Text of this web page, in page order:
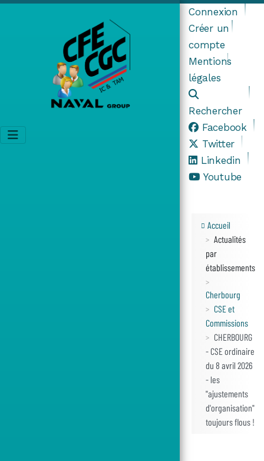
Connexion
Créer un
compte
Mentions
légales
Rechercher
Facebook
Twitter
Linkedin
Youtube
Accueil
Actualités
par
établissements
Cherbourg
CSE et
Commissions
CHERBOURG
- CSE ordinaire
du 8 avril 2026
- les
"ajustements
d'organisation"
toujours flous !